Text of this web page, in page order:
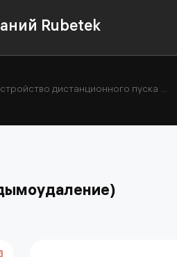
Rubetek
Устройство дистанционного пуска проводное (дымоудаление)